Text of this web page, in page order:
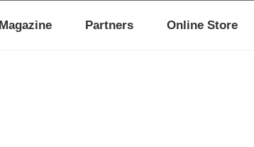
Magazine Partners Online Store